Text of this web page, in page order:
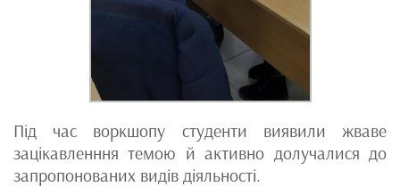
Під час воркшопу студенти виявили жваве
зацікавленння темою й активно долучалися до
запропонованих видів діяльності.